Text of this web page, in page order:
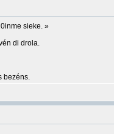
sieke. »
di drola.
bezéns.